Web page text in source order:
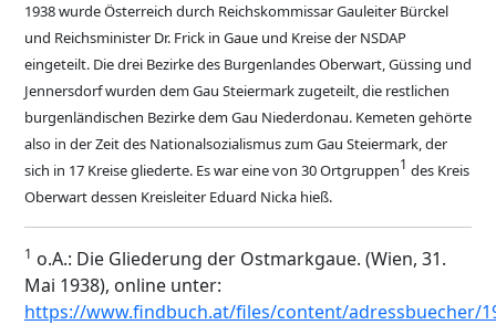
1938 wurde Österreich durch Reichskommissar Gauleiter Bürckel
und Reichsminister Dr. Frick in Gaue und Kreise der NSDAP
eingeteilt. Die drei Bezirke des Burgenlandes Oberwart, Güssing und
Jennersdorf wurden dem Gau Steiermark zugeteilt, die restlichen
burgenländischen Bezirke dem Gau Niederdonau. Kemeten gehörte
also in der Zeit des Nationalsozialismus zum Gau Steiermark, der
sich in 17 Kreise gliederte. Es war eine von 30 Ortgruppen1 des Kreis
Oberwart dessen Kreisleiter Eduard Nicka hieß.
1 o.A.: Die Gliederung der Ostmarkgaue. (Wien, 31.
Mai 1938), online unter:
https://www.findbuch.at/files/content/adressbuecher/